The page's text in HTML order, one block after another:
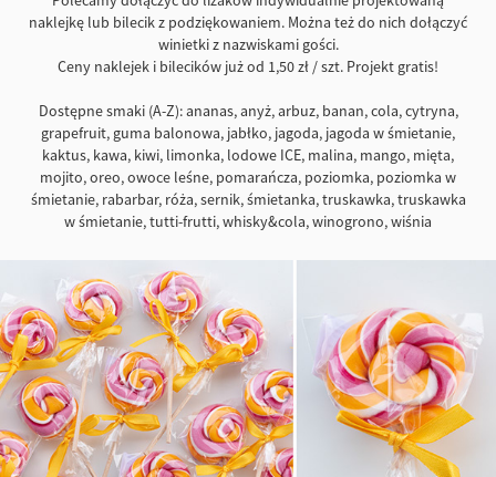
naklejkę lub bilecik z podziękowaniem. Można też do nich dołączyć
winietki z nazwiskami gości.
Ceny naklejek i bilecików już od 1,50 zł / szt. Projekt gratis!
Dostępne smaki (A-Z): ananas, anyż, arbuz, banan, cola, cytryna,
grapefruit, guma balonowa, jabłko, jagoda, jagoda w śmietanie,
kaktus, kawa, kiwi, limonka, lodowe ICE, malina, mango, mięta,
mojito, oreo, owoce leśne, pomarańcza, poziomka, poziomka w
śmietanie, rabarbar, róża, sernik, śmietanka, truskawka, truskawka
w śmietanie, tutti-frutti, whisky&cola, winogrono, wiśnia